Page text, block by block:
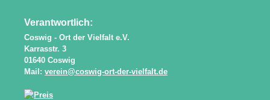
Verantwortlich:
Coswig - Ort der Vielfalt e.V.
Karrasstr. 3
01640 Coswig
Mail: verein@coswig-ort-der-vielfalt.de